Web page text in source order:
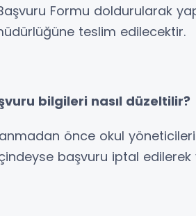
Formu doldurularak
teslim edilecektir.
bilgileri nasıl düzeltilir?
önce okul
başvuru iptal